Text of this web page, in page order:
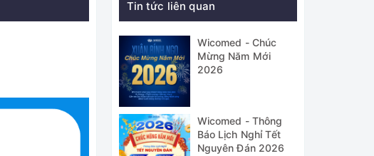
Tin tức liên quan
Wicomed - Chúc
Mừng Năm Mới
2026
Wicomed - Thông
Báo Lịch Nghỉ Tết
Nguyên Đán 2026